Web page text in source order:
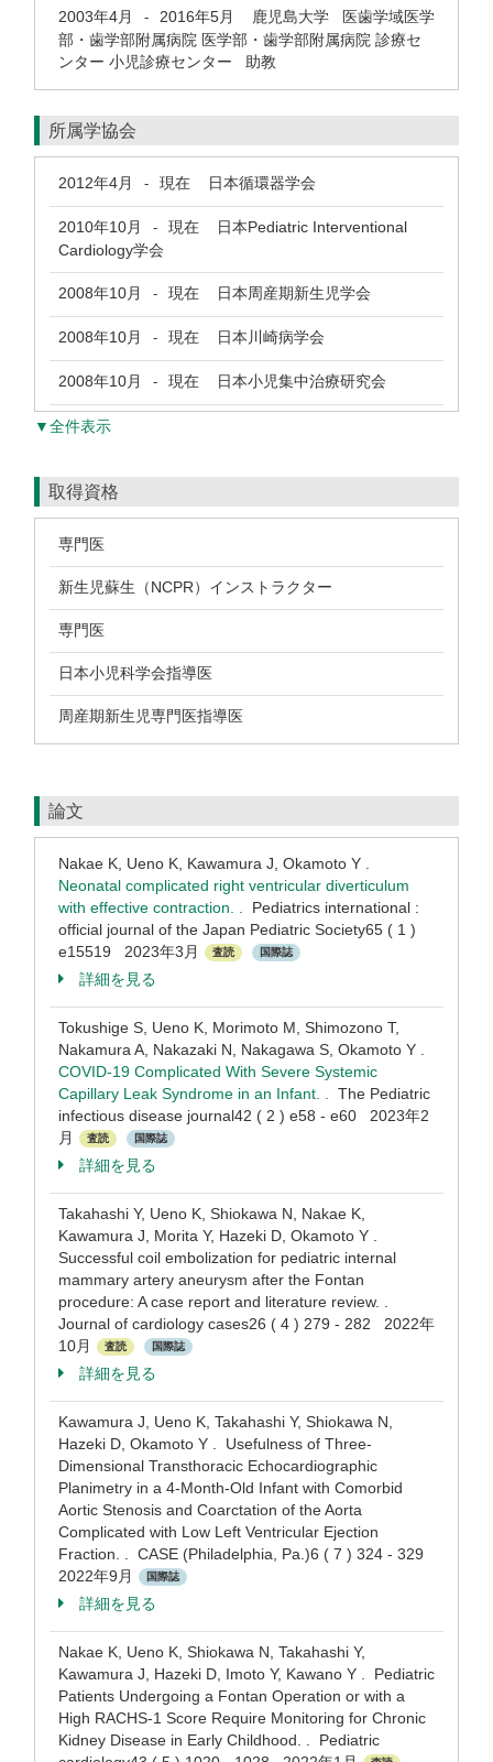
2003年4月 - 2016年5月
鹿児島大学 医歯学域医学
部・歯学部附属病院 医学部・歯学部附属病院 診療セ
ンター 小児診療センター 助教
所属学協会
2012年4月 - 現在 日本循環器学会
2010年10月 - 現在 日本Pediatric Interventional
Cardiology学会
2008年10月 - 現在 日本周産期新生児学会
2008年10月 - 現在 日本川崎病学会
2008年10月 - 現在 日本小児集中治療研究会
▼全件表示
取得資格
専門医
新生児蘇生（NCPR）インストラクター
専門医
日本小児科学会指導医
周産期新生児専門医指導医
論文
Nakae K, Ueno K, Kawamura J, Okamoto Y .
Neonatal complicated right ventricular diverticulum
with effective contraction. . Pediatrics international :
official journal of the Japan Pediatric Society65 ( 1 )
e15519 2023年3月
査読 国際誌
詳細を見る
Tokushige S, Ueno K, Morimoto M, Shimozono T,
Nakamura A, Nakazaki N, Nakagawa S, Okamoto Y .
COVID-19 Complicated With Severe Systemic
Capillary Leak Syndrome in an Infant. . The Pediatric
infectious disease journal42 ( 2 ) e58 - e60 2023年2
月
査読 国際誌
詳細を見る
Takahashi Y, Ueno K, Shiokawa N, Nakae K,
Kawamura J, Morita Y, Hazeki D, Okamoto Y .
Successful coil embolization for pediatric internal
mammary artery aneurysm after the Fontan
procedure: A case report and literature review. .
Journal of cardiology cases26 ( 4 ) 279 - 282 2022年
10月
査読 国際誌
詳細を見る
Kawamura J, Ueno K, Takahashi Y, Shiokawa N,
Hazeki D, Okamoto Y . Usefulness of Three-
Dimensional Transthoracic Echocardiographic
Planimetry in a 4-Month-Old Infant with Comorbid
Aortic Stenosis and Coarctation of the Aorta
Complicated with Low Left Ventricular Ejection
Fraction. . CASE (Philadelphia, Pa.)6 ( 7 ) 324 - 329
2022年9月
国際誌
詳細を見る
Nakae K, Ueno K, Shiokawa N, Takahashi Y,
Kawamura J, Hazeki D, Imoto Y, Kawano Y . Pediatric
Patients Undergoing a Fontan Operation or with a
High RACHS-1 Score Require Monitoring for Chronic
Kidney Disease in Early Childhood. . Pediatric